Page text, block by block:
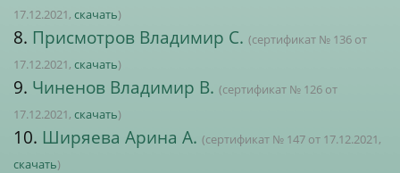
17.12.2021, скачать)
8. Присмотров Владимир С. (сертификат № 136 от
17.12.2021, скачать)
9. Чиненов Владимир В. (сертификат № 126 от
17.12.2021, скачать)
10. Ширяева Арина А. (сертификат № 147 от 17.12.2021,
скачать)